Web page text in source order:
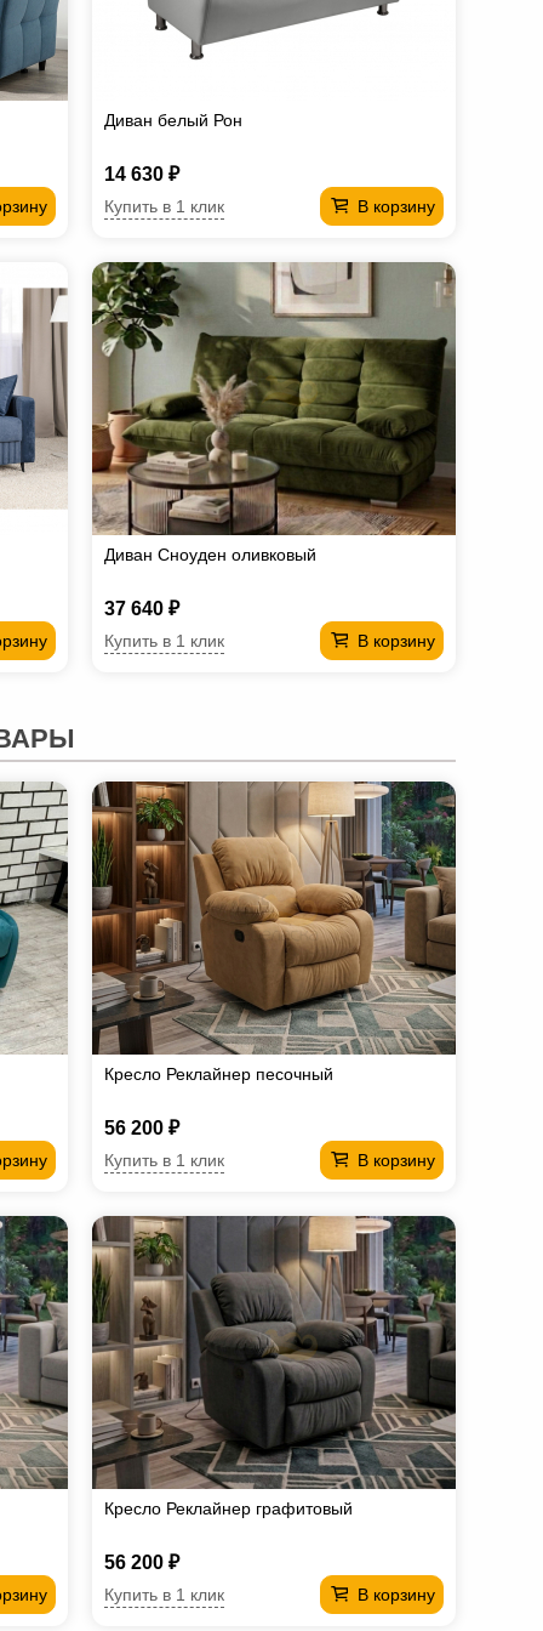
Диван белый Рон
14 630 ₽
В корзину
Купить в 1 клик
Диван Сноуден оливковый
37 640 ₽
В корзину
Купить в 1 клик
Кресло Реклайнер песочный
56 200 ₽
В корзину
Купить в 1 клик
Кресло Реклайнер графитовый
56 200 ₽
В корзину
Купить в 1 клик